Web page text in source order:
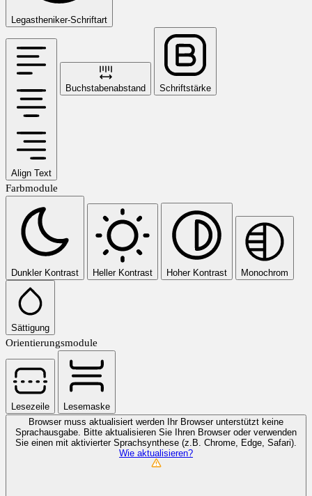
Legastheniker-Schriftart
Align Text
Buchstabenabstand Schriftstärke
Farbmodule
Dunkler Kontrast Heller Kontrast Hoher Kontrast Monochrom
Sättigung
Orientierungsmodule
Lesezeile
Lesemaske
Browser muss aktualisiert werden
Ihr Browser unterstützt keine
Sprachausgabe. Bitte aktualisieren Sie Ihren Browser oder verwenden
Sie einen mit aktivierter Sprachsynthese (z.B. Chrome, Edge, Safari).
Wie aktualisieren?